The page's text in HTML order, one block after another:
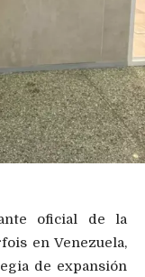
oficial de la
en Venezuela,
de expansión